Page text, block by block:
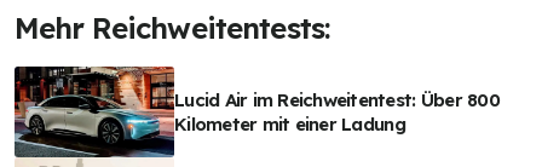
Mehr Reichweitentests:
Lucid Air im Reichweitentest: Über 800
Kilometer mit einer Ladung